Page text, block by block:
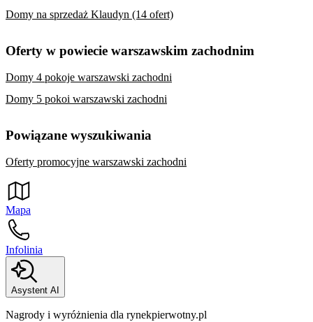
Domy na sprzedaż Klaudyn (14 ofert)
Oferty w powiecie warszawskim zachodnim
Domy 4 pokoje warszawski zachodni
Domy 5 pokoi warszawski zachodni
Powiązane wyszukiwania
Oferty promocyjne warszawski zachodni
Mapa
Infolinia
Asystent AI
Nagrody i wyróżnienia dla rynekpierwotny.pl